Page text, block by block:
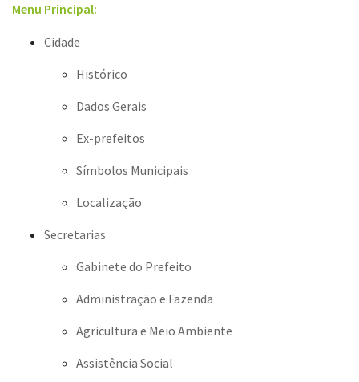
Menu Principal:
Cidade
Histórico
Dados Gerais
Ex-prefeitos
Símbolos Municipais
Localização
Secretarias
Gabinete do Prefeito
Administração e Fazenda
Agricultura e Meio Ambiente
Assistência Social